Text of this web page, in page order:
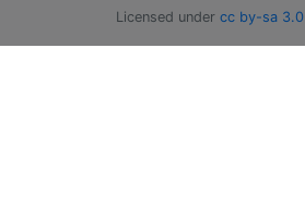
Licensed under cc by-sa 3.0